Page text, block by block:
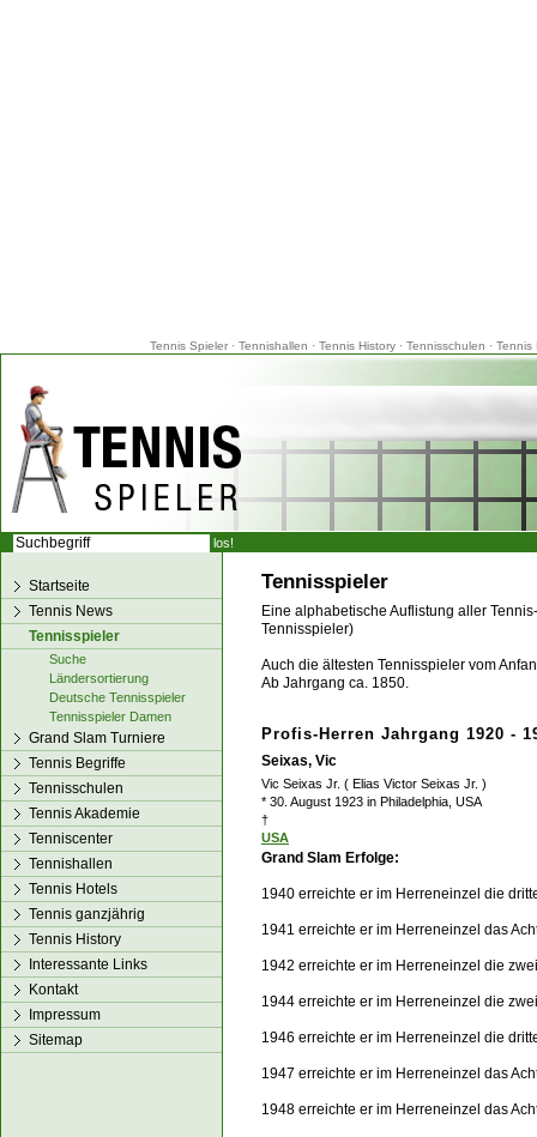
Tennis Spieler· Tennishallen · Tennis History· Tennisschulen · Tennis
Tennisspieler
Eine alphabetische Auflistung aller
Tennisspieler)
Auch die ältesten Tennisspieler vom
Ab Jahrgang ca. 1850.
Profis-Herren Jahrgang 1920 -
Seixas, Vic
Vic Seixas Jr. ( Elias Victor Seixas Jr. )
* 30. August 1923 in Philadelphia, USA
†
USA
Grand Slam Erfolge:
1940 erreichte er im Herreneinzel die
1941 erreichte er im Herreneinzel das
1942 erreichte er im Herreneinzel die
1944 erreichte er im Herreneinzel die
1946 erreichte er im Herreneinzel die
1947 erreichte er im Herreneinzel das
1948 erreichte er im Herreneinzel das
Startseite
Tennis News
Tennisspieler
Suche
Ländersortierung
Deutsche Tennisspieler
Tennisspieler Damen
Grand Slam Turniere
Tennis Begriffe
Tennisschulen
Tennis Akademie
Tenniscenter
Tennishallen
Tennis Hotels
Tennis ganzjährig
Tennis History
Interessante Links
Kontakt
Impressum
Sitemap
los!